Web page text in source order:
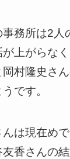
務所は2人
上がらなく
村隆史さ
です。
は現在め
香さんの